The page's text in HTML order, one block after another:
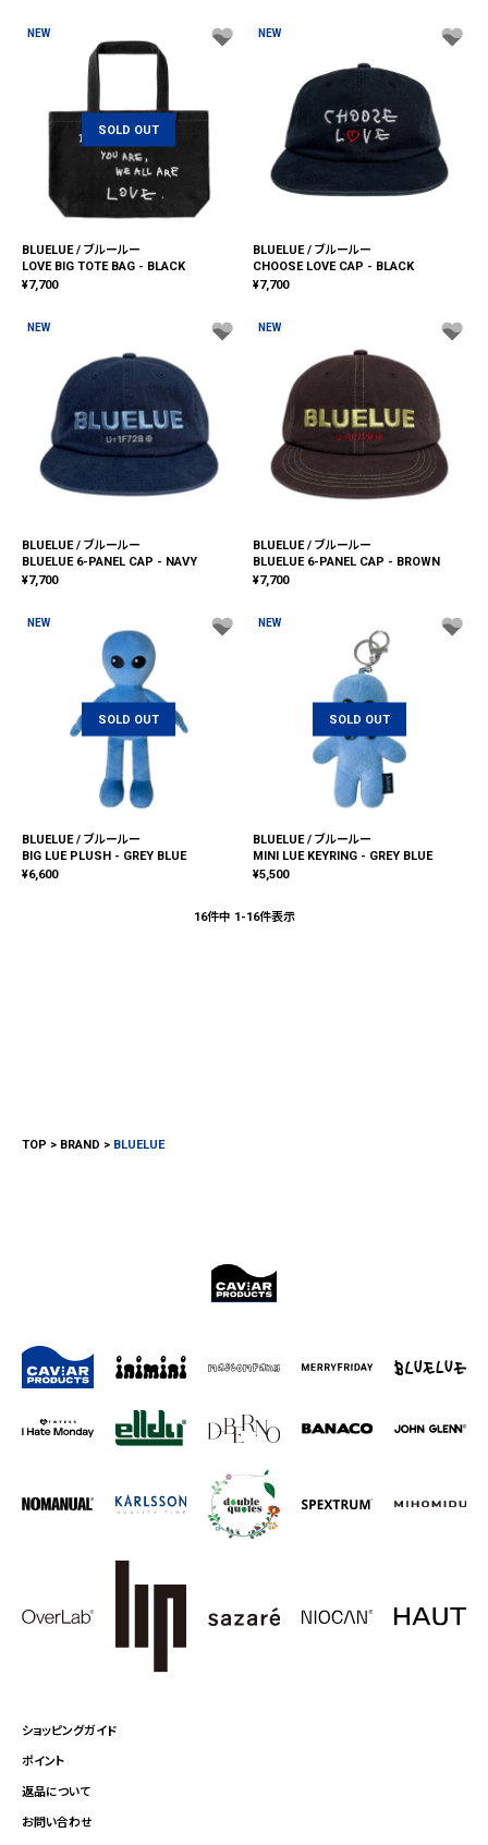
NEW
SOLD OUT
BLUELUE / ブルールー
LOVE BIG TOTE BAG - BLACK
¥7,700
NEW
BLUELUE / ブルールー
CHOOSE LOVE CAP - BLACK
¥7,700
NEW
BLUELUE / ブルールー
BLUELUE 6-PANEL CAP - NAVY
¥7,700
NEW
BLUELUE / ブルールー
BLUELUE 6-PANEL CAP - BROWN
¥7,700
NEW
SOLD OUT
BLUELUE / ブルールー
BIG LUE PLUSH - GREY BLUE
¥6,600
NEW
SOLD OUT
BLUELUE / ブルールー
MINI LUE KEYRING - GREY BLUE
¥5,500
16件中 1-16件表示
TOP BRAND BLUELUE
ショッピングガイド
ポイント
返品について
お問い合わせ